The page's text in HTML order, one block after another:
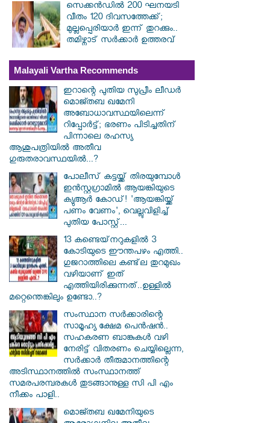
സെക്കൻഡിൽ 200 ഘനയടി
വീതം 120 ദിവസത്തേക്ക്;
മുല്ലപ്പെരിയാർ ഇന്ന് തുറക്കും..
തമിഴ്നാട് സർക്കാർ ഉത്തരവ്
Malayali Vartha Recommends
ഇറാന്റെ പുതിയ സുപ്രീം ലീഡർ
മൊജ്തബ ഖമേനി
അബോധാവസ്ഥയിലെന്ന്
റിപ്പോർട്ട്; ഭരണം പിടിച്ചതിന്
പിന്നാലെ രഹസ്യ
ആശുപത്രിയിൽ അതീവ
ഗുരുതരാവസ്ഥയിൽ...?
പോലീസ് കട്ടയ്ക്ക് തിരയുമ്പോൾ
ഇൻസ്റ്റഗ്രാമിൽ ആയങ്കിയുടെ
ക്യുആർ കോഡ്! 'ആയങ്കിയ്ക്ക്
പണം വേണം', വെല്ലുവിളിച്ച്
പുതിയ പോസ്റ്റ്...
13 കണ്ടെയ്‌നറുകളിൽ 3
കോടിയുടെ ഈന്തപഴം എത്തി..
ഗുജറാത്തിലെ കണ്ട്‌ല തുറമുഖം
വഴിയാണ് ഇത്
എത്തിയിരിക്കുന്നത്..ഉള്ളിൽ
മറ്റെന്തെങ്കിലും ഉണ്ടോ..?
സംസ്ഥാന സർ‌ക്കാരിന്റെ
സാമൂഹ്യ ക്ഷേമ പെൻഷൻ..
സഹകരണ ബാങ്കുകൾ വഴി
നേരിട്ട് വിതരണം ചെയ്യില്ലെന്ന,
സർക്കാർ തീരുമാനത്തിന്റെ
അടിസ്ഥാനത്തിൽ സംസ്ഥാനത്ത്
സമരപരമ്പരകൾ തുടങ്ങാനുള്ള സി പി എം
നീക്കം പാളി..
മൊജ്തബ ഖമേനിയുടെ